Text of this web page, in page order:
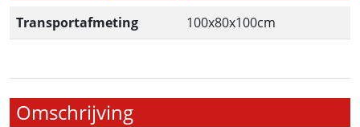
Transportafmeting 100x80x100cm
Omschrijving